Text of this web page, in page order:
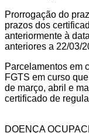
Prorrogação do
prazos dos
anteriormente à
anteriores a 22/03/
Parcelamentos em
FGTS em curso
de março, abril e
certificado de
DOENÇA